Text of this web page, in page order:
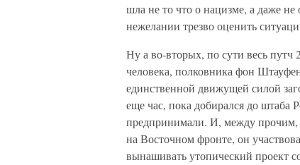
шла не то что о нацизме, а даже
нежелании трезво оценить
Ну а во-вторых, по сути весь
человека, полковника фон
единственной движущей силой
еще час, пока добирался до штаба
предпринимали. И, между прочим,
на Восточном фронте, он
вынашивать утопический проект